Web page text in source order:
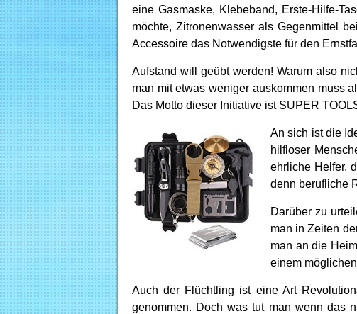
eine Gasmaske, Klebeband, Erste-Hilfe-
möchte, Zitronenwasser als Gegenmittel
Accessoire das Notwendigste für den
Aufstand will geübt werden! Warum also
man mit etwas weniger auskommen muss
Das Motto dieser Initiative ist SUPER
An sich ist die
hilfloser
ehrliche Helfer,
denn berufliche
Darüber zu
man in Zeiten
man an die
einem
Auch der Flüchtling ist eine Art
genommen. Doch was tut man wenn das